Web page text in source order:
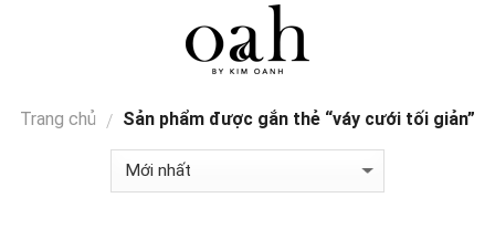
Trang chủ / Sản phẩm được gắn thẻ “váy cưới tối giản”